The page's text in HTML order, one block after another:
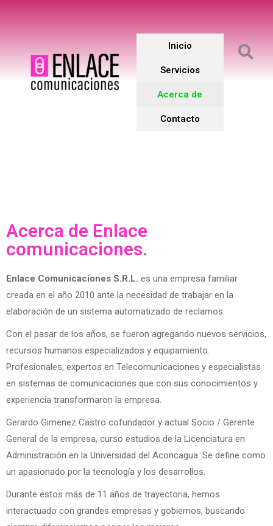
Inicio
Servicios
Acerca de
Contacto
Acerca de Enlace
comunicaciones.
Enlace Comunicaciones S.R.L. es una empresa familiar
creada en el año 2010 ante la necesidad de trabajar en la
elaboración de un sistema automatizado de reclamos.
Con el pasar de los años, se fueron agregando nuevos servicios,
recursos humanos especializados y equipamiento.
Profesionales, expertos en Telecomunicaciones y especialistas
en sistemas de comunicaciones que con sus conocimientos y
experiencia transformaron la empresa.
Gerardo Gimenez Castro cofundador y actual Socio / Gerente
General de la empresa, curso estudios de la Licenciatura en
Administración en la Universidad del Aconcagua. Se define como
un apasionado por la tecnología y los desarrollos.
Durante estos más de 11 años de trayectoria, hemos
interactuado con grandes empresas y gobiernos, buscando